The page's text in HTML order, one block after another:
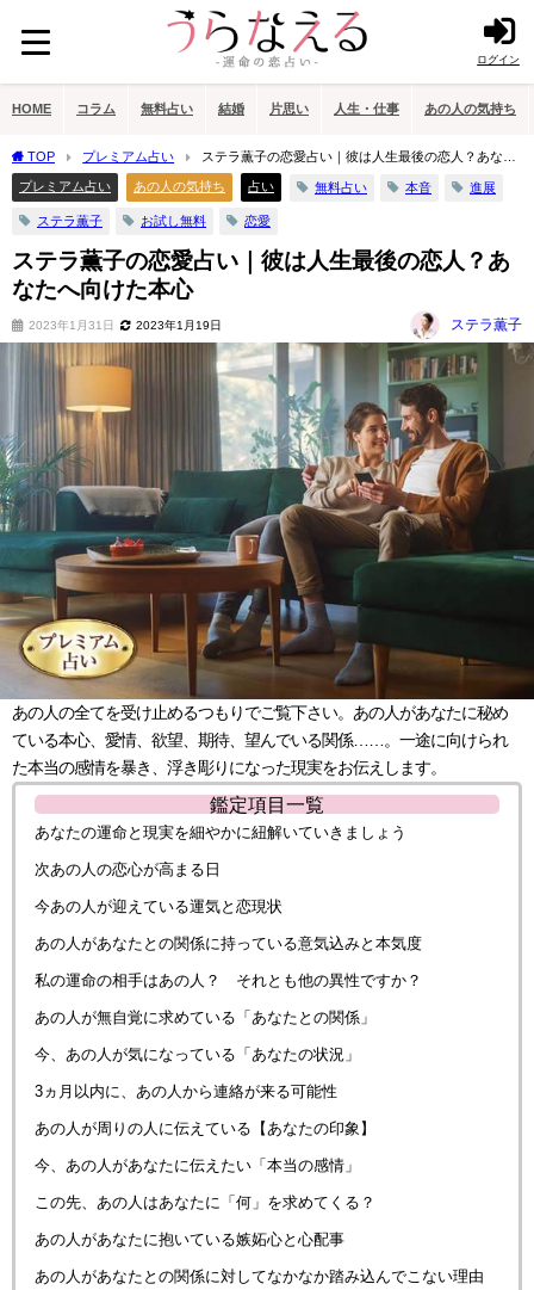
ログイン
HOME コラム 無料占い 結婚 片思い 人生・仕事 あの人の気持ち
TOP プレミアム占い
ステラ薫子の恋愛占い｜彼は人生最後の恋人？あなた
へ向けた本心
プレミアム占い あの人の気持ち 占い 無料占い 本音 進展
ステラ薫子 お試し無料 恋愛
ステラ薫子の恋愛占い｜彼は人生最後の恋人？あ
なたへ向けた本心
2023年1月31日 2023年1月19日 ステラ薫子
あの人の全てを受け止めるつもりでご覧下さい。あの人があなたに秘め
ている本心、愛情、欲望、期待、望んでいる関係……。一途に向けられ
た本当の感情を暴き、浮き彫りになった現実をお伝えします。
鑑定項目一覧
あなたの運命と現実を細やかに紐解いていきましょう
次あの人の恋心が高まる日
今あの人が迎えている運気と恋現状
あの人があなたとの関係に持っている意気込みと本気度
私の運命の相手はあの人？ それとも他の異性ですか？
あの人が無自覚に求めている「あなたとの関係」
今、あの人が気になっている「あなたの状況」
3ヵ月以内に、あの人から連絡が来る可能性
あの人が周りの人に伝えている【あなたの印象】
今、あの人があなたに伝えたい「本当の感情」
この先、あの人はあなたに「何」を求めてくる？
あの人があなたに抱いている嫉妬心と心配事
あの人があなたとの関係に対してなかなか踏み込んでこない理由